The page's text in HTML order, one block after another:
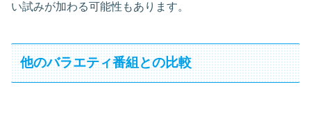
い試みが加わる可能性もあります。
他のバラエティ番組との比較